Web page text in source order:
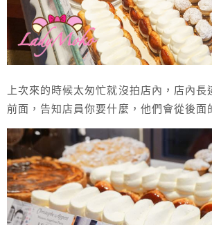
上次來的時候太匆忙就沒拍店內，店內長
前面，告知店員你要什麼，他們會從後面